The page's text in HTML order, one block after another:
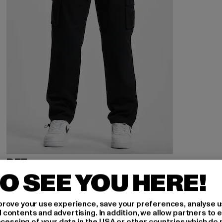
DEF
Classic
44,99 EUR
Derzeitiger Preis: 44,99 EUR
49,99 EUR Aktionspreis: 49,99 EUR
SEE YOU HERE!
your use experience, save your preferences, analyse
and advertising. In addition, we allow partners to